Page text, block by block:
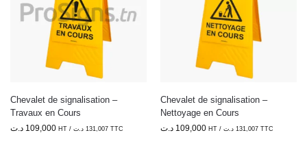
Chevalet de signalisation –
Travaux en Cours
109,000 د.ت HT / 131,007 د.ت TTC
Chevalet de signalisation –
Nettoyage en Cours
109,000 د.ت HT / 131,007 د.ت TTC